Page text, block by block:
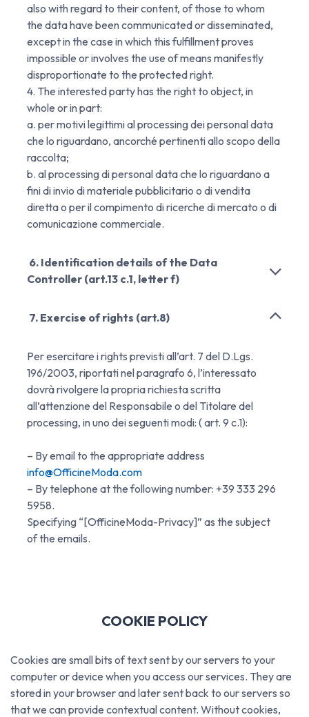
also with regard to their content, of those to whom
the data have been communicated or disseminated,
except in the case in which this fulfillment proves
impossible or involves the use of means manifestly
disproportionate to the protected right.
4. The interested party has the right to object, in
whole or in part:
a. per motivi legittimi al processing dei personal data
che lo riguardano, ancorché pertinenti allo scopo della
raccolta;
b. al processing di personal data che lo riguardano a
fini di invio di materiale pubblicitario o di vendita
diretta o per il compimento di ricerche di mercato o di
comunicazione commerciale.
6. Identification details of the Data
Controller (art.13 c.1, letter f)
7. Exercise of rights (art.8)
Per esercitare i rights previsti all’art. 7 del D.Lgs.
196/2003, riportati nel paragrafo 6, l’interessato
dovrà rivolgere la propria richiesta scritta
all’attenzione del Responsabile o del Titolare del
processing, in uno dei seguenti modi: ( art. 9 c.1):
– By email to the appropriate address
info@OfficineModa.com
– By telephone at the following number: +39 333 296
5958.
Specifying “[OfficineModa-Privacy]” as the subject
of the emails.
COOKIE POLICY
Cookies are small bits of text sent by our servers to your
computer or device when you access our services. They are
stored in your browser and later sent back to our servers so
that we can provide contextual content. Without cookies,